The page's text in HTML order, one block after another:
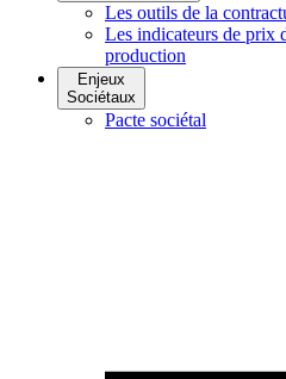
Les outils de la
Les indicateurs de prix
production
Enjeux
Sociétaux
Pacte sociétal